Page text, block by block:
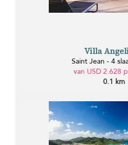
Villa
Saint Jean - 4
van USD 2.628
0.1 km